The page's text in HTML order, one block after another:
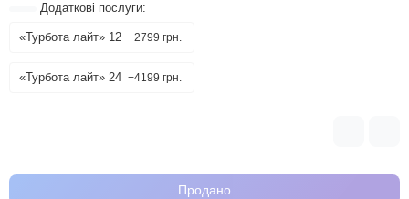
Додаткові послуги:
«Турбота лайт» 12 +2799 грн.
«Турбота лайт» 24 +4199 грн.
Продано